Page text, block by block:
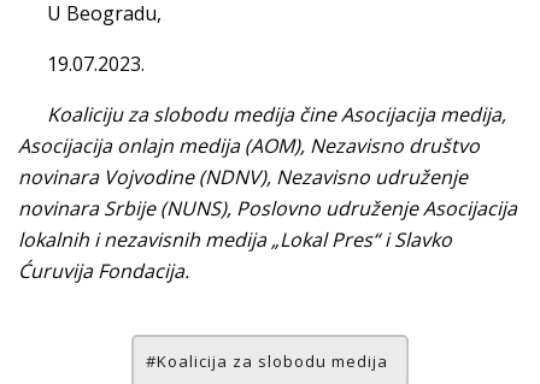
U Beogradu,
19.07.2023.
Koaliciju za slobodu medija čine Asocijacija medija,
Asocijacija onlajn medija (AOM), Nezavisno društvo
novinara Vojvodine (NDNV), Nezavisno udruženje
novinara Srbije (NUNS), Poslovno udruženje Asocijacija
lokalnih i nezavisnih medija „Lokal Pres“ i Slavko
Ćuruvija Fondacija.
Koalicija za slobodu medija